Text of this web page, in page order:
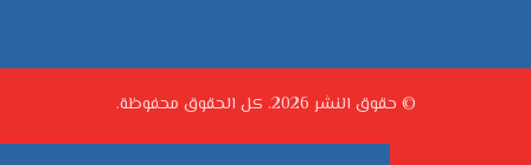
© حقوق النشر 2026. كل الحقوق محفوظة.